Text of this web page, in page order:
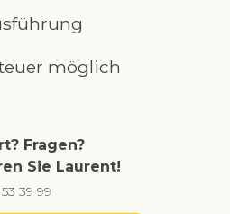
möglich
Fragen?
Sie Laurent!
39 99